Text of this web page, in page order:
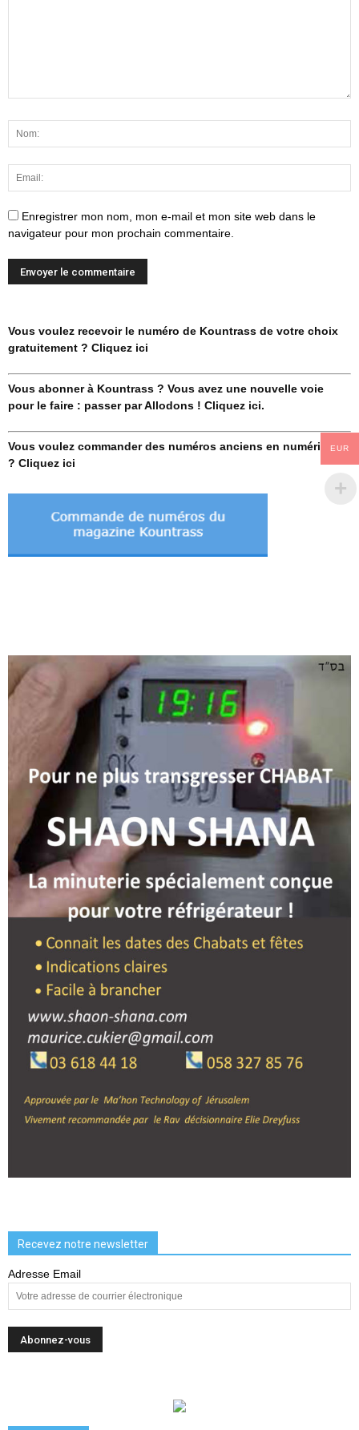
Enregistrer mon nom, mon e-mail et mon site web dans le
navigateur pour mon prochain commentaire.
Vous voulez recevoir le numéro de Kountrass de votre choix
gratuitement ? Cliquez ici
Vous abonner à Kountrass ? Vous avez une nouvelle voie
pour le faire : passer par Allodons ! Cliquez ici.
Vous voulez commander des numéros anciens en numérique
? Cliquez ici
Recevez notre newsletter
Adresse Email
EUR